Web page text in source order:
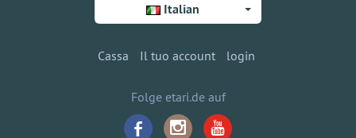
Italian
Cassa Il tuo account login
Folge etari.de auf